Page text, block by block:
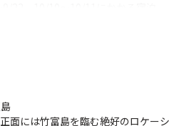
となります。
面には竹富島を臨む絶好のロケーシ